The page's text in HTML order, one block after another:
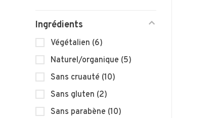
Ingrédients
Végétalien (6)
Naturel/organique (5)
Sans cruauté (10)
Sans gluten (2)
Sans parabène (10)